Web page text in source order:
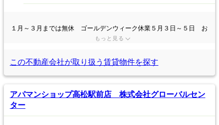
１月～３月までは無休 ゴールデンウィーク休業５月３日～５日 お
盆休業８月１２日～１５日 年末年始休業１２月２８日～１月４日
もっと見る
この不動産会社が取り扱う 賃貸物件を探す
アパマンショップ高松駅前店 株式会社グローバルセン
ター